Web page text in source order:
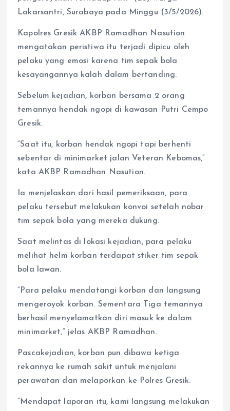
Lakarsantri, Surabaya pada Minggu (3/5/2026).
Kapolres Gresik AKBP Ramadhan Nasution
mengatakan peristiwa itu terjadi dipicu oleh
pelaku yang emosi karena tim sepak bola
kesayangannya kalah dalam bertanding.
Sebelum kejadian, korban bersama 2 orang
temannya hendak ngopi di kawasan Putri Cempo
Gresik.
“Saat itu, korban hendak ngopi tapi berhenti
sebentar di minimarket jalan Veteran Kebomas,”
kata AKBP Ramadhan Nasution.
Ia menjelaskan dari hasil pemeriksaan, para
pelaku tersebut melakukan konvoi setelah nobar
tim sepak bola yang mereka dukung.
Saat melintas di lokasi kejadian, para pelaku
melihat helm korban terdapat stiker tim sepak
bola lawan.
“Para pelaku mendatangi korban dan langsung
mengeroyok korban. Sementara Tiga temannya
berhasil menyelamatkan diri masuk ke dalam
minimarket,” jelas AKBP Ramadhan.
Pascakejadian, korban pun dibawa ketiga
rekannya ke rumah sakit untuk menjalani
perawatan dan melaporkan ke Polres Gresik.
“Mendapat laporan itu, kami langsung melakukan